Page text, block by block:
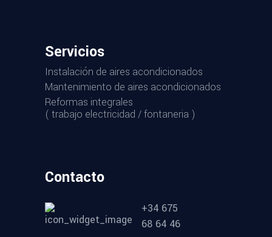
Servicios
Instalación de aires acondicionados
Mantenimiento de aires acondicionados
Reformas integrales
( trabajo electricidad / fontaneria )
Contacto
+34 675
68 64 46